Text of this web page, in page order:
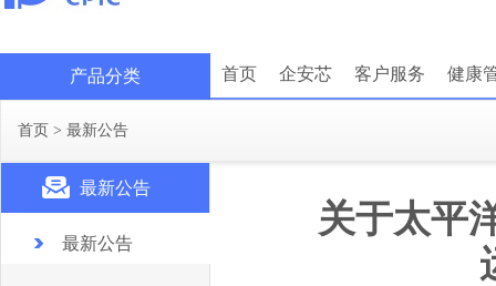
产品分类 首页 企安芯 客户服务 健康
首页 > 最新公告
最新公告
最新公告
关于太平